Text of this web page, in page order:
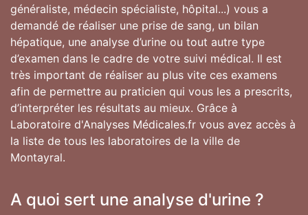
généraliste, médecin spécialiste, hôpital...) vous a
demandé de réaliser une prise de sang, un bilan
hépatique, une analyse d’urine ou tout autre type
d’examen dans le cadre de votre suivi médical. Il est
très important de réaliser au plus vite ces examens
afin de permettre au praticien qui vous les a prescrits,
d’interpréter les résultats au mieux. Grâce à
Laboratoire d'Analyses Médicales.fr vous avez accès à
la liste de tous les laboratoires de la ville de
Montayral.
A quoi sert une analyse d'urine ?